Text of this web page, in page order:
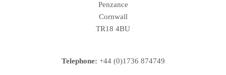
Penzance
Cornwall
TR18 4BU
Telephone: +44 (0)1736 874749